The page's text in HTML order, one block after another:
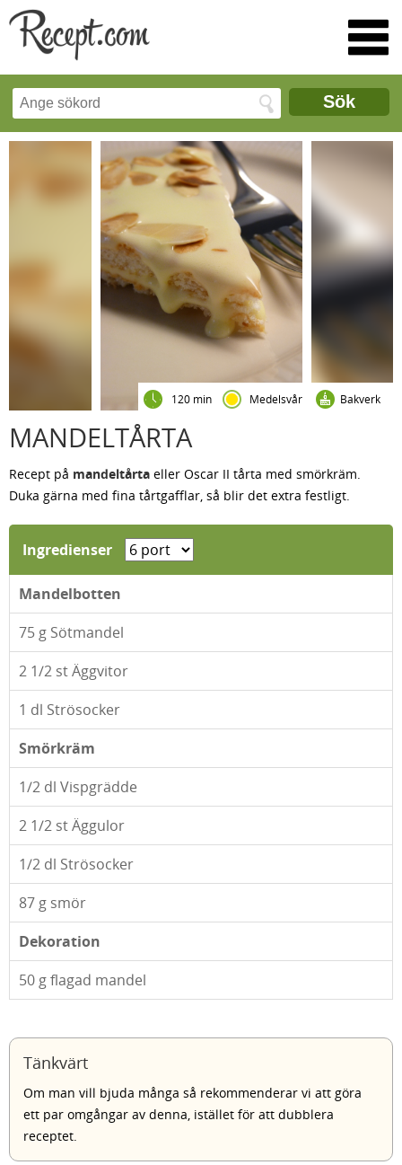
Sök
120 min Medelsvår Bakverk
MANDELTÅRTA
Recept på mandeltårta eller Oscar II tårta med smörkräm.
Duka gärna med fina tårtgafflar, så blir det extra festligt.
Ingredienser
Mandelbotten
75 g Sötmandel
2 1/2 st Äggvitor
1 dl Strösocker
Smörkräm
1/2 dl Vispgrädde
2 1/2 st Äggulor
1/2 dl Strösocker
87 g smör
Dekoration
50 g flagad mandel
Tänkvärt
Om man vill bjuda många så rekommenderar vi att göra
ett par omgångar av denna, istället för att dubblera
receptet.